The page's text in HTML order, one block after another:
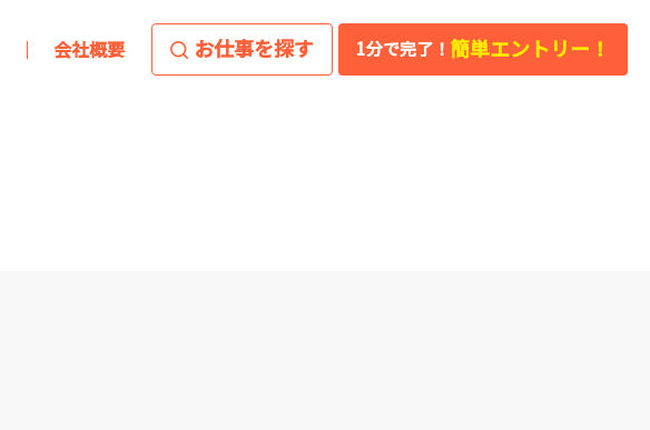
会社概要 お仕事を探す 1分で完了！ 簡単エントリー！